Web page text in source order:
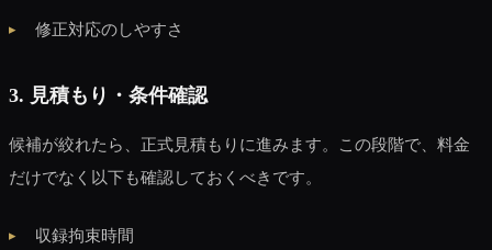
修正対応のしやすさ
3. 見積もり・条件確認
候補が絞れたら、正式見積もりに進みます。この段階で、料金
だけでなく以下も確認しておくべきです。
収録拘束時間